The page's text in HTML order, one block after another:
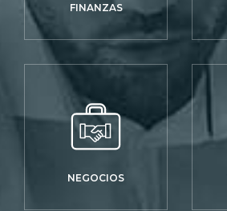
FINANZAS
NEGOCIOS